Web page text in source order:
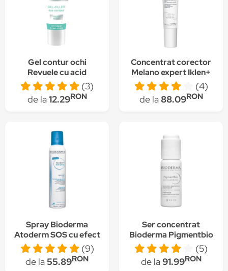
Gel contur ochi
Revuele cu acid
hialuronic, 25 ml(3)
de la12.29RON
Concentrat corector
Melano expert Iklen+
Noreva cu actiune
tintita anti-rid si anti
pete brune, 15 ml
(4)
de la 88.09RON
Spray Bioderma
Atoderm SOS cu efect
calmant pentru piele
sensibila, 200 ml
(9)
de la55.89RON
Ser concentrat
Bioderma Pigmentbio
C-Concentrate pentru
ten hiperpigmentat, 15
ml
(5)
de la91.99RON